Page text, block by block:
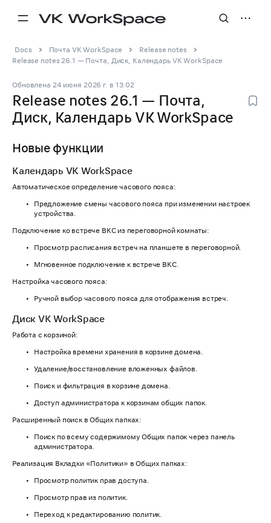
Docs Почта VK WorkSpace
Release notes
Release notes 26.1 — Почта, Диск, Календарь VK WorkSpace
Обновлена 24 июня 2026 г. в 13:02
Release notes 26.1 — Почта,
Диск, Календарь VK WorkSpace
Новые функции
Календарь VK WorkSpace
Автоматическое определение часового пояса:
Предложение смены часового пояса при изменении настроек
устройства.
Подключение ко встрече ВКС из переговорной комнаты:
Просмотр расписания встреч на планшете в переговорной.
Мгновенное подключение к встрече ВКС.
Настройка часового пояса:
Ручной выбор часового пояса для отображения встреч.
Диск VK WorkSpace
Работа с корзиной:
Настройка времени хранения в корзине домена.
Удаление/восстановление вложенных файлов.
Поиск и фильтрация в корзине домена.
Доступ администратора к корзинам общих папок.
Расширенный поиск в Общих папках:
Поиск по всему содержимому Общих папок через панель
администратора.
Реализация Вкладки «Политики» в Общих папках:
Просмотр политик прав доступа.
Просмотр прав из политик.
Переход к редактированию политик.